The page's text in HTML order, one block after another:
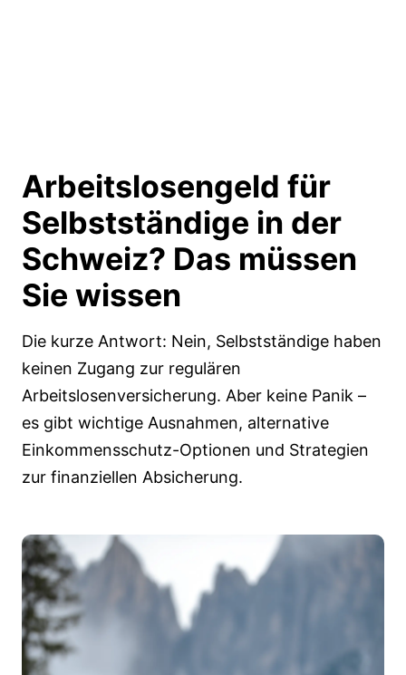
Arbeitslosengeld für
Selbstständige in der
Schweiz? Das müssen
Sie wissen
Die kurze Antwort: Nein, Selbstständige haben
keinen Zugang zur regulären
Arbeitslosenversicherung. Aber keine Panik –
es gibt wichtige Ausnahmen, alternative
Einkommensschutz-Optionen und Strategien
zur finanziellen Absicherung.